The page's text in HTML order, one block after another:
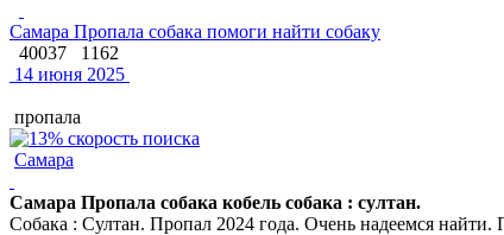
Самара Пропала собака помоги найти собаку
40037
1162
14 июня 2025
пропала
Самара
Самара Пропала собака кобель собака : султан.
Собака : Султан. Пропал 2024 года. Очень надеемся